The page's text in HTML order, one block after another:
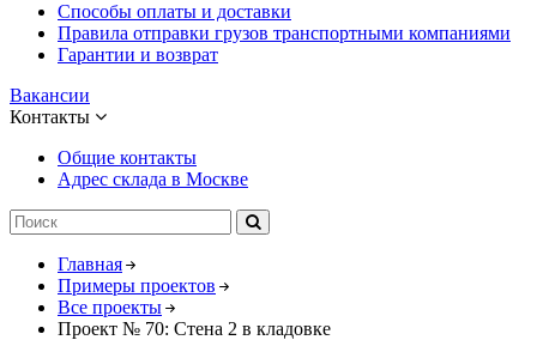
Способы оплаты и доставки
Правила отправки грузов транспортными компаниями
Гарантии и возврат
Вакансии
Контакты
Общие контакты
Адрес склада в Москве
Главная
Примеры проектов
Все проекты
Проект № 70: Стена 2 в кладовке